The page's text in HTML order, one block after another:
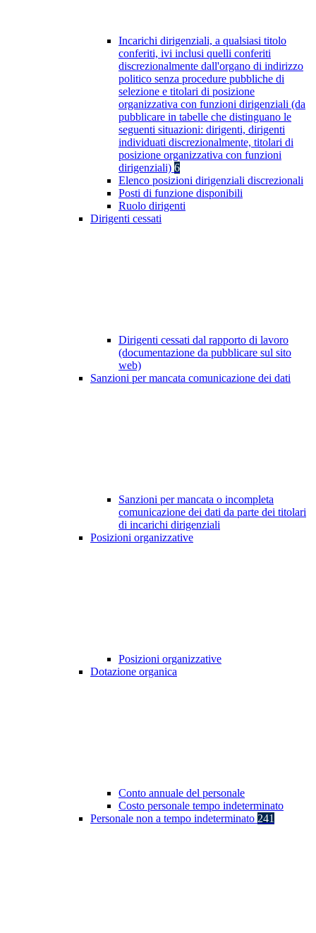
Incarichi dirigenziali, a qualsiasi titolo
conferiti, ivi inclusi quelli conferiti
discrezionalmente dall'organo di indirizzo
politico senza procedure pubbliche di
selezione e titolari di posizione
organizzativa con funzioni dirigenziali (da
pubblicare in tabelle che distinguano le
seguenti situazioni: dirigenti, dirigenti
individuati discrezionalmente, titolari di
posizione organizzativa con funzioni
dirigenziali) 6
Elenco posizioni dirigenziali discrezionali
Posti di funzione disponibili
Ruolo dirigenti
Dirigenti cessati
Dirigenti cessati dal rapporto di lavoro
(documentazione da pubblicare sul sito
web)
Sanzioni per mancata comunicazione dei dati
Sanzioni per mancata o incompleta
comunicazione dei dati da parte dei titolari
di incarichi dirigenziali
Posizioni organizzative
Posizioni organizzative
Dotazione organica
Conto annuale del personale
Costo personale tempo indeterminato
Personale non a tempo indeterminato 241